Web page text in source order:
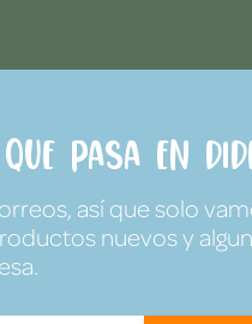
pasa en
así que solo
nuevos y